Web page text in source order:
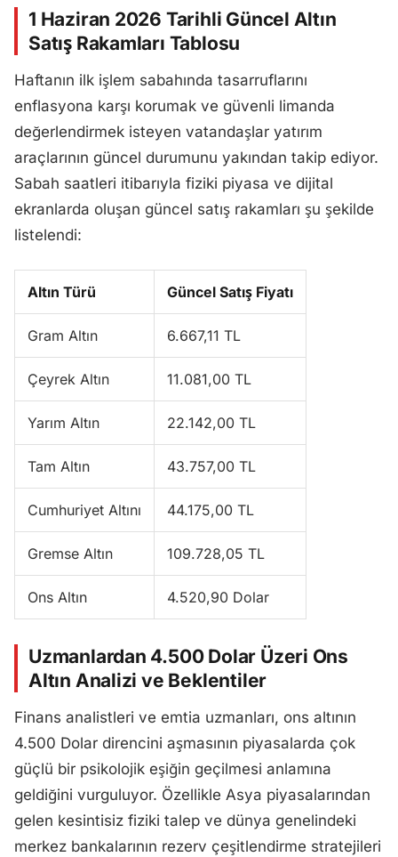
1 Haziran 2026 Tarihli Güncel Altın
Satış Rakamları Tablosu
Haftanın ilk işlem sabahında tasarruflarını
enflasyona karşı korumak ve güvenli limanda
değerlendirmek isteyen vatandaşlar yatırım
araçlarının güncel durumunu yakından takip ediyor.
Sabah saatleri itibarıyla fiziki piyasa ve dijital
ekranlarda oluşan güncel satış rakamları şu şekilde
listelendi:
Altın Türü Güncel Satış Fiyatı
Gram Altın 6.667,11 TL
Çeyrek Altın 11.081,00 TL
Yarım Altın 22.142,00 TL
Tam Altın 43.757,00 TL
Cumhuriyet Altını 44.175,00 TL
Gremse Altın 109.728,05 TL
Ons Altın 4.520,90 Dolar
Uzmanlardan 4.500 Dolar Üzeri Ons
Altın Analizi ve Beklentiler
Finans analistleri ve emtia uzmanları, ons altının
4.500 Dolar direncini aşmasının piyasalarda çok
güçlü bir psikolojik eşiğin geçilmesi anlamına
geldiğini vurguluyor. Özellikle Asya piyasalarından
gelen kesintisiz fiziki talep ve dünya genelindeki
merkez bankalarının rezerv çeşitlendirme stratejileri